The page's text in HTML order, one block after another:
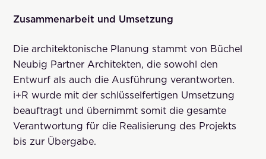
Zusammenarbeit und Umsetzung
Die architektonische Planung stammt von Büchel
Neubig Partner Architekten, die sowohl den
Entwurf als auch die Ausführung verantworten.
i+R wurde mit der schlüsselfertigen Umsetzung
beauftragt und übernimmt somit die gesamte
Verantwortung für die Realisierung des Projekts
bis zur Übergabe.